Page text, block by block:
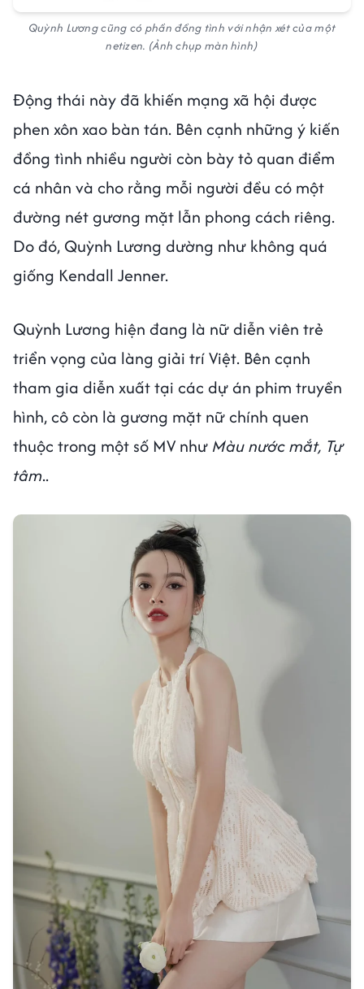
Quỳnh Lương cũng có phần đồng tình với nhận xét của một
netizen. (Ảnh chụp màn hình)
Động thái này đã khiến mạng xã hội được
phen xôn xao bàn tán. Bên cạnh những ý kiến
đồng tình nhiều người còn bày tỏ quan điểm
cá nhân và cho rằng mỗi người đều có một
đường nét gương mặt lẫn phong cách riêng.
Do đó, Quỳnh Lương dường như không quá
giống Kendall Jenner.
Quỳnh Lương hiện đang là nữ diễn viên trẻ
triển vọng của làng giải trí Việt. Bên cạnh
tham gia diễn xuất tại các dự án phim truyền
hình, cô còn là gương mặt nữ chính quen
thuộc trong một số MV như Màu nước mắt, Tự
tâm..